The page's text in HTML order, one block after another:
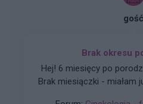
gość
Brak okresu
Hej! 6 miesięcy po
Brak miesiączki - miałam